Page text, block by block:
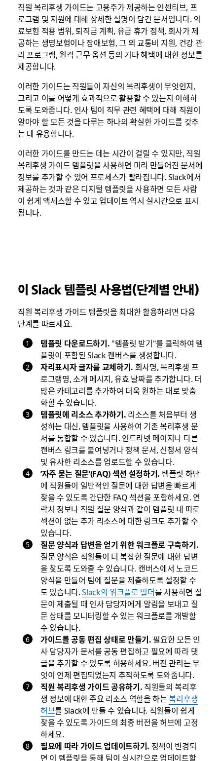
직원 복리후생 가이드는 고용주가 제공하는 인센티브, 프
로그램 및 지원에 대해 상세한 설명이 담긴 문서입니다. 의
료보험 적용 범위, 퇴직금 계획, 유급 휴가 정책, 회사가 제
공하는 생명보험이나 장애보험, 그 외 교통비 지원, 건강 관
리 프로그램, 원격 근무 옵션 등의 기타 혜택에 대한 정보를
제공합니다.
이러한 가이드는 직원들이 자신의 복리후생이 무엇인지,
그리고 이를 어떻게 효과적으로 활용할 수 있는지 이해하
도록 도와줍니다. 인사 팀이 직무 관련 혜택에 대해 직원이
알아야 할 모든 것을 다루는 하나의 확실한 가이드를 갖추
는 데 유용합니다.
이러한 가이드를 만드는 데는 시간이 걸릴 수 있지만, 직원
복리후생 가이드 템플릿을 사용하면 미리 만들어진 문서에
정보를 추가할 수 있어 프로세스가 빨라집니다. Slack에서
제공하는 것과 같은 디지털 템플릿을 사용하면 모든 사람
이 쉽게 액세스할 수 있고 업데이트 역시 실시간으로 표시
됩니다.
이 Slack 템플릿 사용법(단계별 안내)
직원 복리후생 가이드 템플릿을 최대한 활용하려면 다음
단계를 따르세요.
템플릿 다운로드하기. "템플릿 받기"를 클릭하여 템
플릿이 포함된 Slack 캔버스를 생성합니다.
자리표시자 글자를 교체하기. 회사명, 복리후생 프
로그램명, 소개 메시지, 유효 날짜를 추가합니다. 더
많은 카테고리를 추가하여 더욱 원하는 대로 맞춤
화할 수 있습니다.
템플릿에 리소스 추가하기. 리소스를 처음부터 생
성하는 대신, 템플릿을 사용하여 기존 복리후생 문
서를 통합할 수 있습니다. 인트라넷 페이지나 다른
캔버스 링크를 붙여넣거나 정책 문서, 신청서 양식
및 유사한 리소스를 업로드할 수 있습니다.
’자주 묻는 질문’(FAQ) 섹션 설정하기. 템플릿 하단
에 직원들이 일반적인 질문에 대한 답변을 빠르게
찾을 수 있도록 간단한 FAQ 섹션을 포함하세요. 연
락처 정보나 직원 질문 양식과 같이 템플릿 내 따로
섹션이 없는 추가 리소스에 대한 링크도 추가할 수
있습니다.
질문 양식과 답변을 얻기 위한 워크플로 구축하기.
질문 양식은 직원들이 더 복잡한 질문에 대한 답변
을 찾도록 도와줄 수 있습니다. 캔버스에서 노코드
양식을 만들어 팀에 질문을 제출하도록 설정할 수
도 있습니다.Slack의 워크플로 빌더를 사용하면 질
문이 제출될 때 인사 담당자에게 알림을 보내고 질
문 상태를 모니터링할 수 있는 워크플로를 개발할
수 있습니다.
가이드를 공동 편집 상태로 만들기. 필요한 모든 인
사 담당자가 문서를 공동 편집하고 필요에 따라 댓
글을 추가할 수 있도록 허용하세요. 버전 관리는 무
엇이 언제 편집되었는지 추적하도록 도와줍니다.
직원 복리후생 가이드 공유하기. 직원들의 복리후
생 정보에 대한 주요 리소스 역할을 하는복리후생
허브를 Slack에 만들 수 있습니다. 직원들이 쉽게
찾을 수 있도록 가이드의 최종 버전을 허브에 고정
하세요.
필요에 따라 가이드 업데이트하기. 정책이 변경되
면 이 템플릿을 통해 팀이 실시간으로 업데이트할